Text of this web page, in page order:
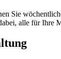
Sie
alle für Ihre